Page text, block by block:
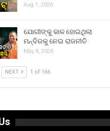
Aug 1, 2026
ଯୋଗୀଙ୍କୁ କାଳ ହୋଇଥିଲା
ମନ୍ଦିରକୁ ନେଇ ରାଜନୀତି
May 6, 2026
NEXT 1 of 166